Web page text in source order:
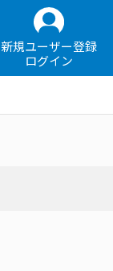
新規ユーザー登録
ログイン